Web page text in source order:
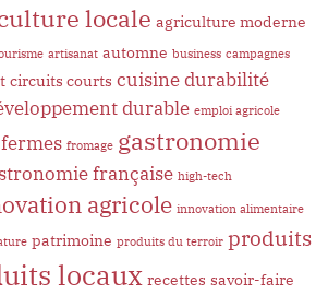
locale agriculture moderne
artisanat automne business campagnes
circuits courts cuisinedurabilité
durable emploi agricole
fermes fromage gastronomie
française high-tech
agricole innovation alimentaire
patrimoine produits du terroir produits
locaux recettes savoir-faire